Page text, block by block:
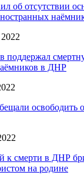
об отсутствии
поддержал
в ДНР
к смерти в ДНР
на родине